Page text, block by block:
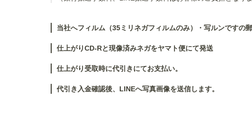
当社へフィルム（35ミリネガフィルムのみ）・写ルンですの
仕上がりCD-Rと現像済みネガをヤマト便にて発送
仕上がり受取時に代引きにてお支払い。
代引き入金確認後、LINEへ写真画像を送信します。